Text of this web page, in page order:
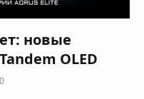
новые
OLED
0